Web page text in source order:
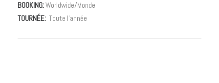
BOOKING:Worldwide/Monde
TOURNÉE: Toute l’année